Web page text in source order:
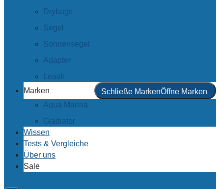
Drybags
Segel
Sonnensegel
Adapter
Leash
Marken
Schließe MarkenÖffne Marken
Aqua Marina
Gladiator
Wissen
Tests & Vergleiche
Über uns
Sale